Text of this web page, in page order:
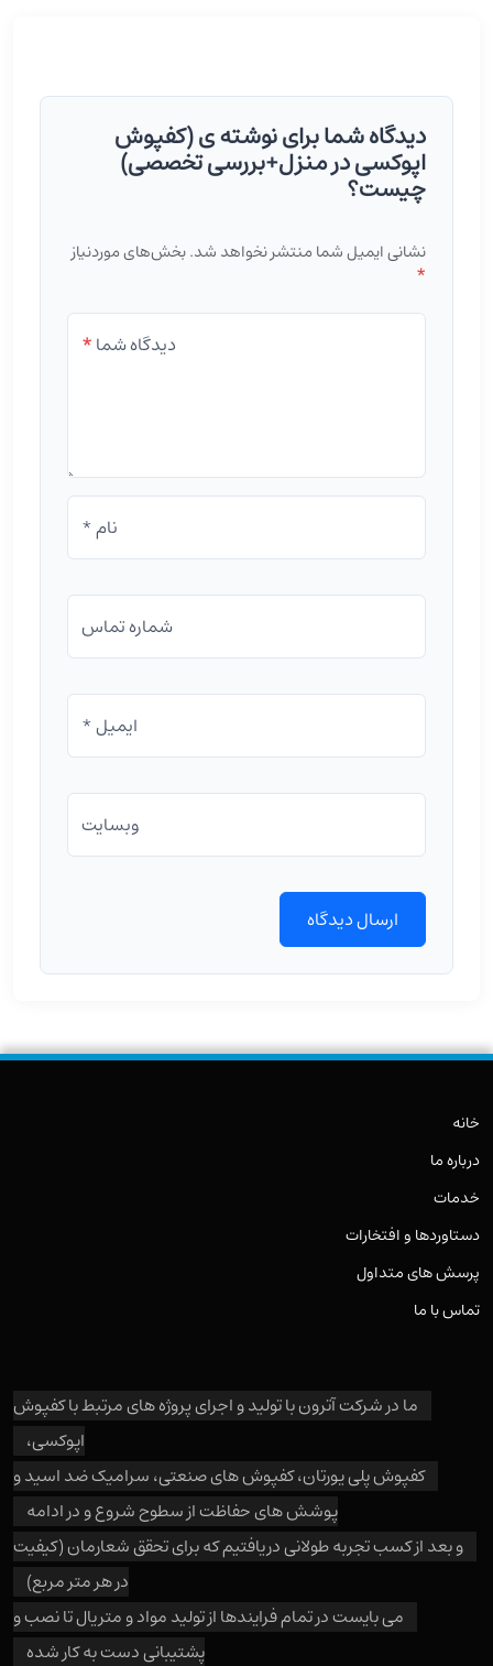
دیدگاه شما برای نوشته ی (کفپوش
اپوکسی در منزل+بررسی تخصصی)
چیست؟
نشانی ایمیل شما منتشر نخواهد شد.بخش‌های موردنیاز
*
دیدگاه شما*
نام *
شماره تماس
ایمیل *
وبسایت
خانه
درباره ما
خدمات
دستاوردها و افتخارات
پرسش های متداول
تماس با ما
ما در شرکت آترون با تولید و اجرای پروژه های مرتبط با کفپوش
اپوکسی،
کفپوش پلی یورتان، کفپوش های صنعتی، سرامیک ضد اسید و
پوشش های حفاظت از سطوح شروع و در ادامه
و بعد از کسب تجربه طولانی دریافتیم که برای تحقق شعارمان (کیفیت
در هر متر مربع)
می بایست در تمام فرایندها از تولید مواد و متریال تا نصب و
پشتیبانی دست به کار شده